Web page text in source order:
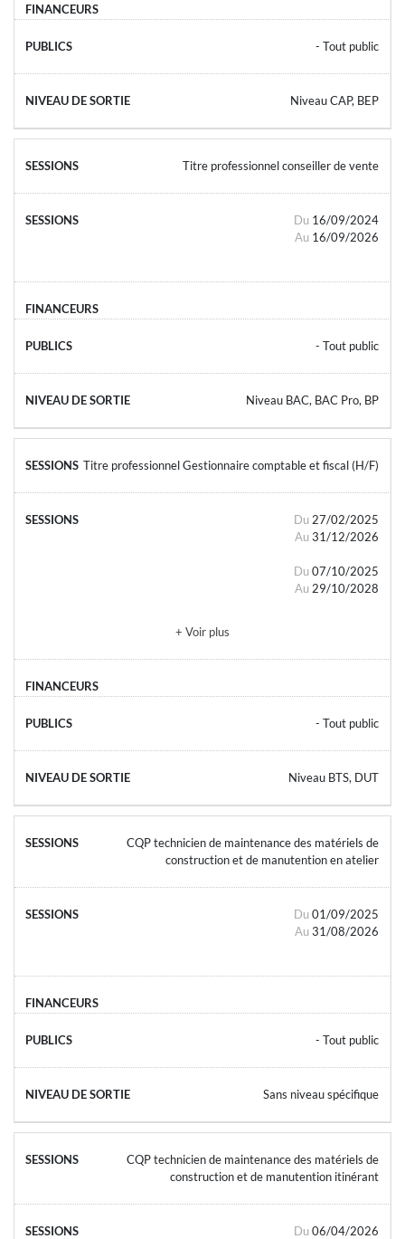
- Tout public
Niveau CAP, BEP
Titre professionnel conseiller de vente
Du 16/09/2024
Au 16/09/2026
- Tout public
Niveau BAC, BAC Pro, BP
Titre professionnel Gestionnaire comptable et fiscal (H/F)
Du 27/02/2025
Au 31/12/2026
Du 07/10/2025
Au 29/10/2028
+ Voir plus
- Tout public
Niveau BTS, DUT
CQP technicien de maintenance des matériels de
construction et de manutention en atelier
Du 01/09/2025
Au 31/08/2026
- Tout public
Sans niveau spécifique
CQP technicien de maintenance des matériels de
construction et de manutention itinérant
Du 06/04/2026